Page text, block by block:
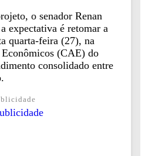
o senador Renan
expectativa é retomar a
quarta-feira (27), na
(CAE) do
consolidado entre